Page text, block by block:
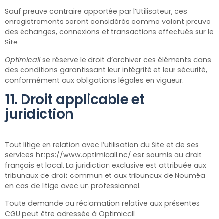
Sauf preuve contraire apportée par l’Utilisateur, ces
enregistrements seront considérés comme valant preuve
des échanges, connexions et transactions effectués sur le
Site.
Optimicallse réserve le droit d’archiver ces éléments dans
des conditions garantissant leur intégrité et leur sécurité,
conformément aux obligations légales en vigueur.
11. Droit applicable et
juridiction
Tout litige en relation avec l’utilisation du Site et de ses
services https://www.optimicall.nc/ est soumis au droit
français et local. La juridiction exclusive est attribuée aux
tribunaux de droit commun et aux tribunaux de Nouméa
en cas de litige avec un professionnel.
Toute demande ou réclamation relative aux présentes
CGU peut être adressée à Optimicall